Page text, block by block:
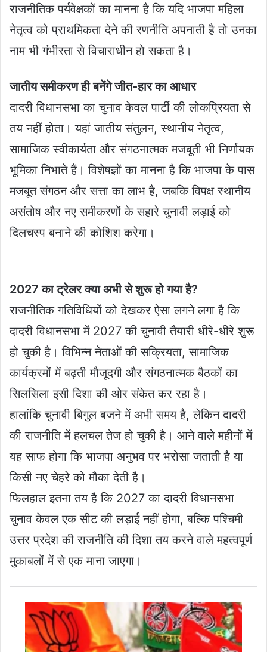
राजनीतिक पर्यवेक्षकों का मानना है कि यदि भाजपा महिला
नेतृत्व को प्राथमिकता देने की रणनीति अपनाती है तो उनका
नाम भी गंभीरता से विचाराधीन हो सकता है।
जातीय समीकरण ही बनेंगे जीत-हार का आधार
दादरी विधानसभा का चुनाव केवल पार्टी की लोकप्रियता से
तय नहीं होता। यहां जातीय संतुलन, स्थानीय नेतृत्व,
सामाजिक स्वीकार्यता और संगठनात्मक मजबूती भी निर्णायक
भूमिका निभाते हैं। विशेषज्ञों का मानना है कि भाजपा के पास
मजबूत संगठन और सत्ता का लाभ है, जबकि विपक्ष स्थानीय
असंतोष और नए समीकरणों के सहारे चुनावी लड़ाई को
दिलचस्प बनाने की कोशिश करेगा।
2027 का ट्रेलर क्या अभी से शुरू हो गया है?
राजनीतिक गतिविधियों को देखकर ऐसा लगने लगा है कि
दादरी विधानसभा में 2027 की चुनावी तैयारी धीरे-धीरे शुरू
हो चुकी है। विभिन्न नेताओं की सक्रियता, सामाजिक
कार्यक्रमों में बढ़ती मौजूदगी और संगठनात्मक बैठकों का
सिलसिला इसी दिशा की ओर संकेत कर रहा है।
हालांकि चुनावी बिगुल बजने में अभी समय है, लेकिन दादरी
की राजनीति में हलचल तेज हो चुकी है। आने वाले महीनों में
यह साफ होगा कि भाजपा अनुभव पर भरोसा जताती है या
किसी नए चेहरे को मौका देती है।
फिलहाल इतना तय है कि 2027 का दादरी विधानसभा
चुनाव केवल एक सीट की लड़ाई नहीं होगा, बल्कि पश्चिमी
उत्तर प्रदेश की राजनीति की दिशा तय करने वाले महत्वपूर्ण
मुकाबलों में से एक माना जाएगा।